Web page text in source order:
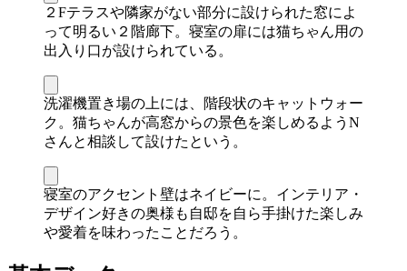
２Fテラスや隣家がない部分に設けられた窓によ
って明るい２階廊下。寝室の扉には猫ちゃん用の
出入り口が設けられている。
洗濯機置き場の上には、階段状のキャットウォー
ク。猫ちゃんが高窓からの景色を楽しめるようN
さんと相談して設けたという。
寝室のアクセント壁はネイビーに。インテリア・
デザイン好きの奥様も自邸を自ら手掛けた楽しみ
や愛着を味わったことだろう。